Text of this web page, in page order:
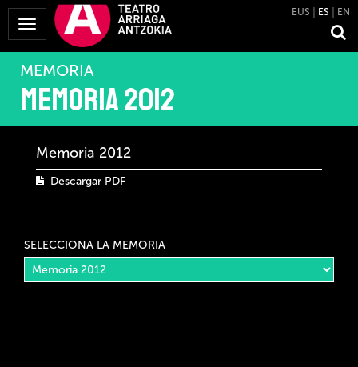
Mostrar
Menú
EUS ES EN
MEMORIA
Memoria 2012
Memoria 2012
Descargar PDF
SELECCIONA LA MEMORIA